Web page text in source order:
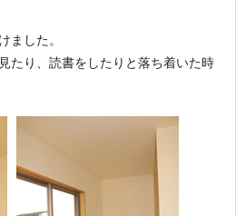
ました。
たり、読書をしたりと落ち着いた時